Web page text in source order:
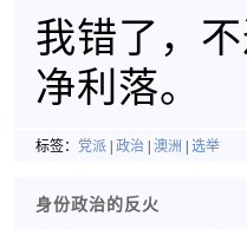
我错了，
净利落。
标签： 党派 政治 澳洲 选举
身份政治的反火